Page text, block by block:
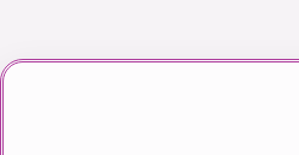
izle